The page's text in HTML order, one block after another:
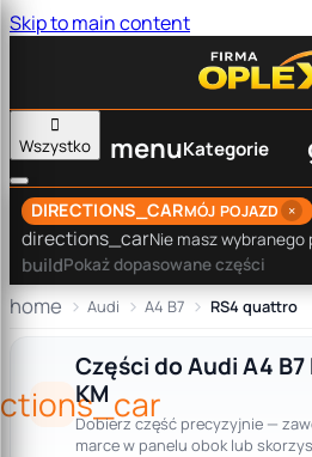
Skip to main content

Wszystko
menuKategorie
DIRECTIONS_CARMÓJ POJAZD ×
directions_carNie masz wybranego
buildPokaż dopasowane części
home Audi A4 B7 RS4 quattro
Części do Audi A4
KM
Dobierz część precyzyjnie —
marce w panelu obok lub